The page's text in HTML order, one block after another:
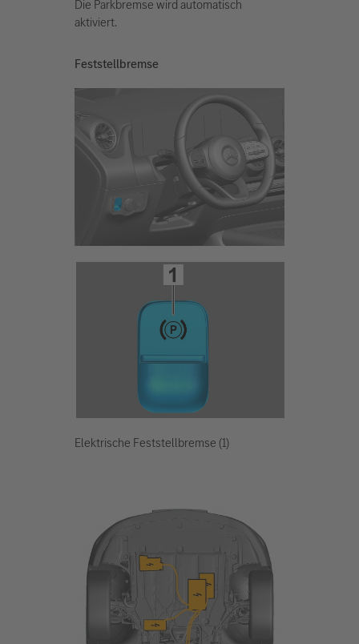
Die Parkbremse wird automatisch
aktiviert.
Feststellbremse
Elektrische Feststellbremse (1)